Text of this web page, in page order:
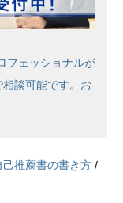
フェッショナルが
談可能です。お
己推薦書の書き方 /